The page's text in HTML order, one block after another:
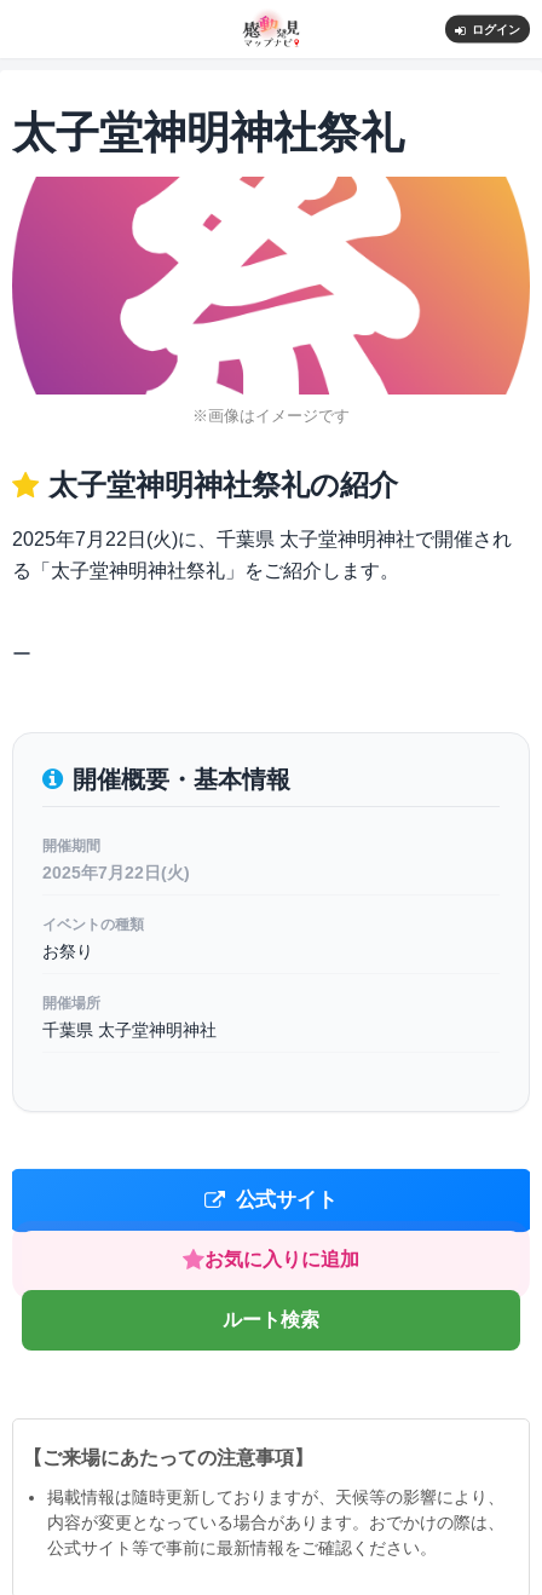
ログイン
太子堂神明神社祭礼
※画像はイメージです
太子堂神明神社祭礼の紹介
2025年7月22日(火)に、千葉県 太子堂神明神社で開催され
る「太子堂神明神社祭礼」をご紹介します。
ー
開催概要・基本情報
開催期間
2025年7月22日(火)
イベントの種類
お祭り
開催場所
千葉県 太子堂神明神社
公式サイト
お気に入りに追加
ルート検索
【ご来場にあたっての注意事項】
掲載情報は隨時更新しておりますが、天候等の影響により、
内容が変更となっている場合があります。おでかけの際は、
公式サイト等で事前に最新情報をご確認ください。